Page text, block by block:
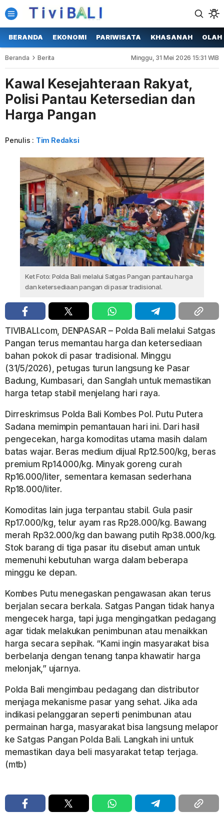
BERANDA EKONOMI PARIWISATA KHASANAH OLAH
Beranda Berita Minggu, 31 Mei 2026 15:31 WIB
Kawal Kesejahteraan Rakyat,
Polisi Pantau Ketersedian dan
Harga Pangan
Penulis : Tim Redaksi
Ket Foto: Polda Bali melalui Satgas Pangan pantau harga
dan ketersediaan pangan di pasar tradisional.
TIVIBALI.com, DENPASAR – Polda Bali melalui Satgas
Pangan terus memantau harga dan ketersediaan
bahan pokok di pasar tradisional. Minggu
(31/5/2026), petugas turun langsung ke Pasar
Badung, Kumbasari, dan Sanglah untuk memastikan
harga tetap stabil menjelang hari raya.
Dirreskrimsus Polda Bali Kombes Pol. Putu Putera
Sadana memimpin pemantauan hari ini. Dari hasil
pengecekan, harga komoditas utama masih dalam
batas wajar. Beras medium dijual Rp12.500/kg, beras
premium Rp14.000/kg. Minyak goreng curah
Rp16.000/liter, sementara kemasan sederhana
Rp18.000/liter.
Komoditas lain juga terpantau stabil. Gula pasir
Rp17.000/kg, telur ayam ras Rp28.000/kg. Bawang
merah Rp32.000/kg dan bawang putih Rp38.000/kg.
Stok barang di tiga pasar itu disebut aman untuk
memenuhi kebutuhan warga dalam beberapa
minggu ke depan.
Kombes Putu menegaskan pengawasan akan terus
berjalan secara berkala. Satgas Pangan tidak hanya
mengecek harga, tapi juga mengingatkan pedagang
agar tidak melakukan penimbunan atau menaikkan
harga secara sepihak. “Kami ingin masyarakat bisa
berbelanja dengan tenang tanpa khawatir harga
melonjak,” ujarnya.
Polda Bali mengimbau pedagang dan distributor
menjaga mekanisme pasar yang sehat. Jika ada
indikasi pelanggaran seperti penimbunan atau
permainan harga, masyarakat bisa langsung melapor
ke Satgas Pangan Polda Bali. Langkah ini untuk
memastikan daya beli masyarakat tetap terjaga.
(mtb)